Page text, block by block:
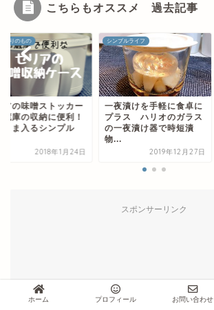
こちらもオススメ 過去記事
入りのもの
アの味噌ストッカー
蔵庫の収納に便利！
まま入るシンプル
2018年1月24日
シンプルライフ
一夜漬けを手軽に食卓に
プラス ハリオのガラス
の一夜漬け器で時短漬
物...
2019年12月27日
スポンサーリンク
ホーム プロフィール お問い合わせ